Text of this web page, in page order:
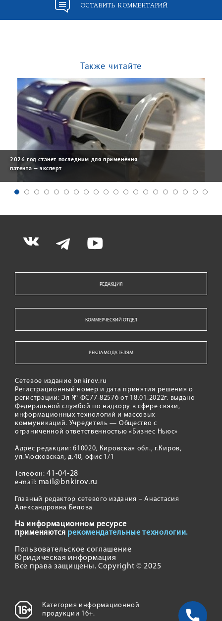
ОСТАВИТЬ КОММЕНТАРИЙ
Также читайте
2026 год станет последним для применения
патента — эксперт
РЕДАКЦИЯ
КОММЕРЧЕСКИЙ ОТДЕЛ
РЕКЛАМОДАТЕЛЯМ
Сетевое издание bnkirov.ru
Регистрационный номер и дата принятия решения о
регистрации: Эл № ФС77-82576 от 18.01.2022г. выдано
Федеральной службой по надзору в сфере связи,
информационных технологий и массовых
коммуникаций. Учредитель — Общество с
ограниченной ответственностью «Бизнес Ньюс»
Адрес редакции: 610020, Кировская обл., г.Киров,
ул.Московская, д.40, офис 1/1
Телефон:41-04-28
e-mail: mail@bnkirov.ru
Главный редактор сетевого издания – Анастасия
Александровна Белова
На информационном ресурсе
применяются рекомендательные технологии.
Пользовательское соглашение
Юридическая информация
Все права защищены. Copyright © 2025
Категория информационной
продукции 16+.